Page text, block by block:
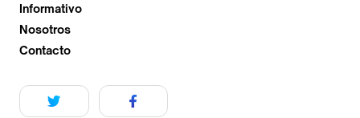
Informativo
Nosotros
Contacto